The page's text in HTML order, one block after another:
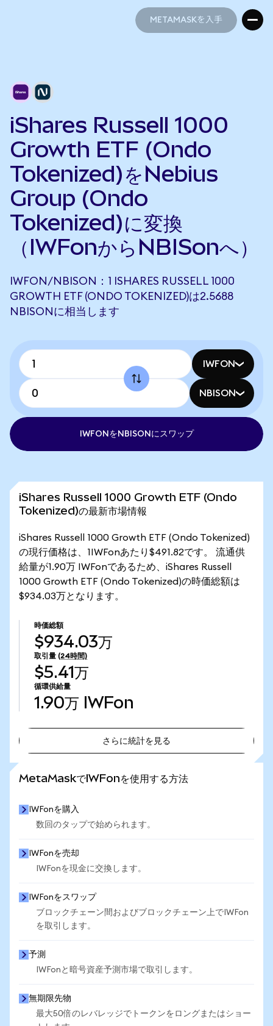
METAMASKを入手
iShares Russell 1000
Growth ETF (Ondo
Tokenized)をNebius
Group (Ondo
Tokenized)に変換
（IWFonからNBISonへ）
IWFON/NBISON：1 ISHARES RUSSELL 1000
GROWTH ETF (ONDO TOKENIZED)は2.5688
NBISONに相当します
IWFON
NBISON
IWFONをNBISONにスワップ
iShares Russell 1000 Growth ETF (Ondo
Tokenized)の最新市場情報
iShares Russell 1000 Growth ETF (Ondo Tokenized)
の現行価格は、1IWFonあたり$491.82です。 流通供
給量が1.90万 IWFonであるため、iShares Russell
1000 Growth ETF (Ondo Tokenized)の時価総額は
$934.03万となります。
時価総額
$934.03万
取引量 (24時間)
$5.41万
循環供給量
1.90万 IWFon
さらに統計を見る
MetaMaskでIWFonを使用する方法
IWFonを購入
数回のタップで始められます。
IWFonを売却
IWFonを現金に交換します。
IWFonをスワップ
ブロックチェーン間およびブロックチェーン上でIWFon
を取引します。
予測
IWFonと暗号資産予測市場で取引します。
無期限先物
最大50倍のレバレッジでトークンをロングまたはショー